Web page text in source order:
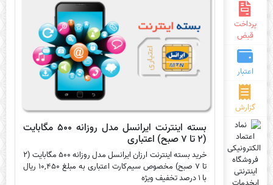
پرداخت
قبض
اعتبار
گزارش
بسته اینترنت ایرانسل مدل روزانه 500 مگابایت
(2 تا 7 صبح) اعتباری
خرید بسته اینترنت ارزان ایرانسل مدل روزانه 500 مگابایت (2
تا 7 صبح) مخصوص سیم‌کارت اعتباری به مبلغ 10,450 ریال
با 1 درصد تخفیف ویژه